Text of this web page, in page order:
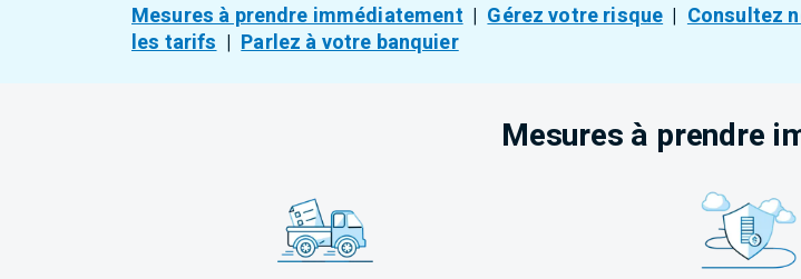
Mesures à prendre immédiatement|Gérez votre risque|Consultez
les tarifs|Parlez à votre banquier
Mesures à prendre